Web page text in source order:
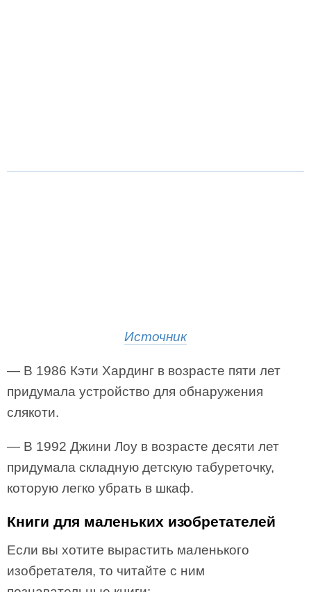
Источник
— В 1986 Кэти Хардинг в возрасте пяти лет
придумала устройство для обнаружения
слякоти.
— В 1992 Джини Лоу в возрасте десяти лет
придумала складную детскую табуреточку,
которую легко убрать в шкаф.
Книги для маленьких изобретателей
Если вы хотите вырастить маленького
изобретателя, то читайте с ним